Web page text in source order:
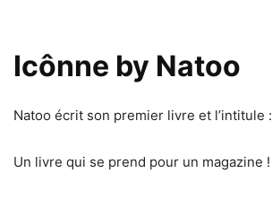
Icônne by Natoo
Natoo écrit son premier livre et l’intitule :
Un livre qui se prend pour un magazine !